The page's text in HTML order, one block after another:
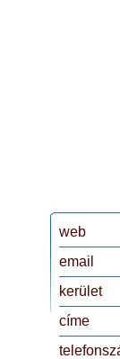
web
email
kerület
címe